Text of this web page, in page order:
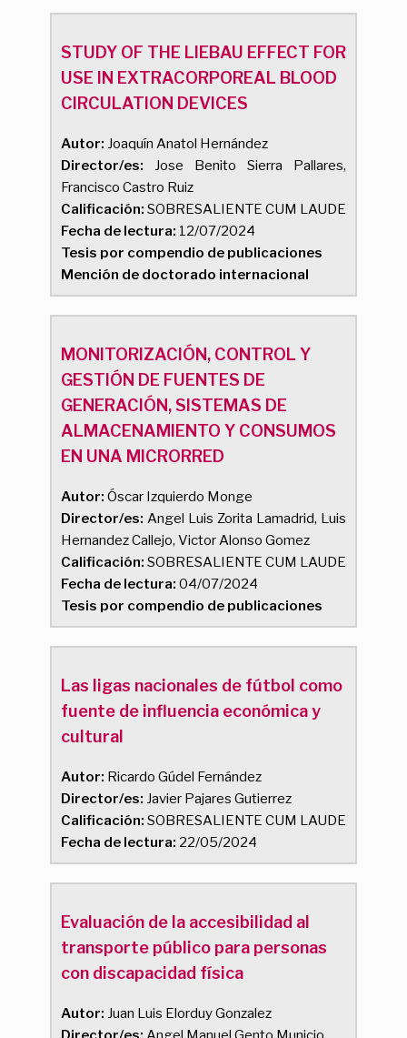
STUDY OF THE LIEBAU EFFECT FOR
USE IN EXTRACORPOREAL BLOOD
CIRCULATION DEVICES
Autor: Joaquín Anatol Hernández
Director/es: Jose Benito Sierra Pallares,
Francisco Castro Ruiz
Calificación: SOBRESALIENTE CUM LAUDE
Fecha de lectura: 12/07/2024
Tesis por compendio de publicaciones
Mención de doctorado internacional
MONITORIZACIÓN, CONTROL Y
GESTIÓN DE FUENTES DE
GENERACIÓN, SISTEMAS DE
ALMACENAMIENTO Y CONSUMOS
EN UNA MICRORRED
Autor: Óscar Izquierdo Monge
Director/es: Angel Luis Zorita Lamadrid, Luis
Hernandez Callejo, Victor Alonso Gomez
Calificación: SOBRESALIENTE CUM LAUDE
Fecha de lectura: 04/07/2024
Tesis por compendio de publicaciones
Las ligas nacionales de fútbol como
fuente de influencia económica y
cultural
Autor: Ricardo Gúdel Fernández
Director/es: Javier Pajares Gutierrez
Calificación: SOBRESALIENTE CUM LAUDE
Fecha de lectura: 22/05/2024
Evaluación de la accesibilidad al
transporte público para personas
con discapacidad física
Autor: Juan Luis Elorduy Gonzalez